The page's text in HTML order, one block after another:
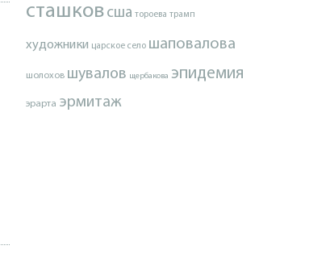
сташков сша тороева трамп
художники царское село шаповалова
шолохов шувалов щербакова эпидемия
эрарта эрмитаж